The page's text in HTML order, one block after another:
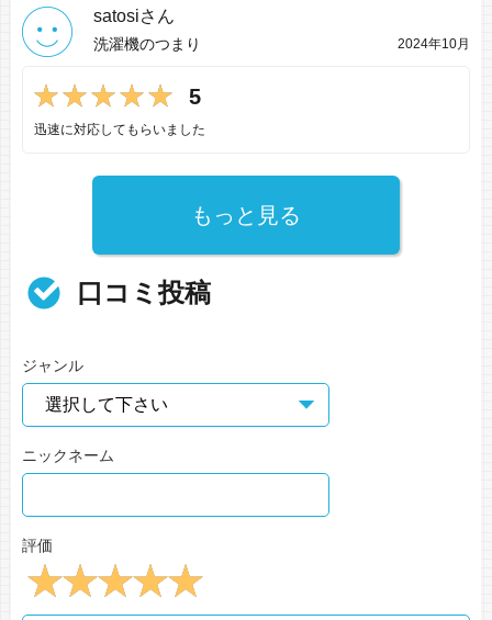
satosiさん
洗濯機のつまり 2024年10月
5
迅速に対応してもらいました
もっと見る
口コミ投稿
ジャンル
ニックネーム
評価